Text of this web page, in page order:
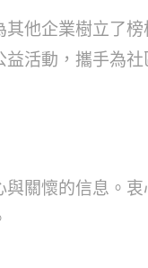
他企業樹立了
活動，攜手為社
關懷的信息。